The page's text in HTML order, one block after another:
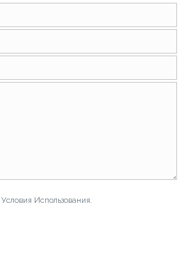
Условия Использования.